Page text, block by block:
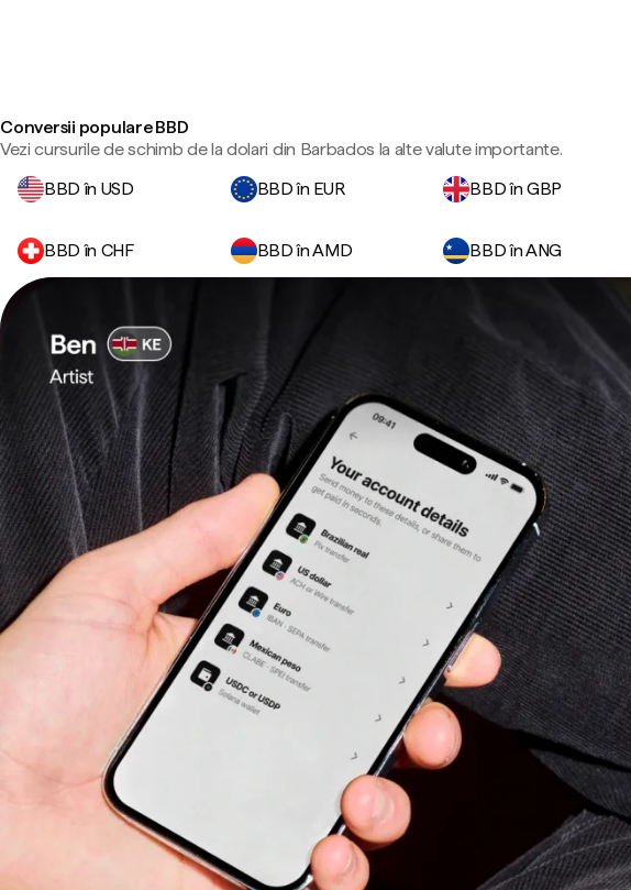
Conversii populare BBD
Vezi cursurile de schimb de la dolari din Barbados la alte valute importante.
BBD în USD
BBD în EUR BBD în GBP
BBD în CHF BBD în AMD BBD în ANG